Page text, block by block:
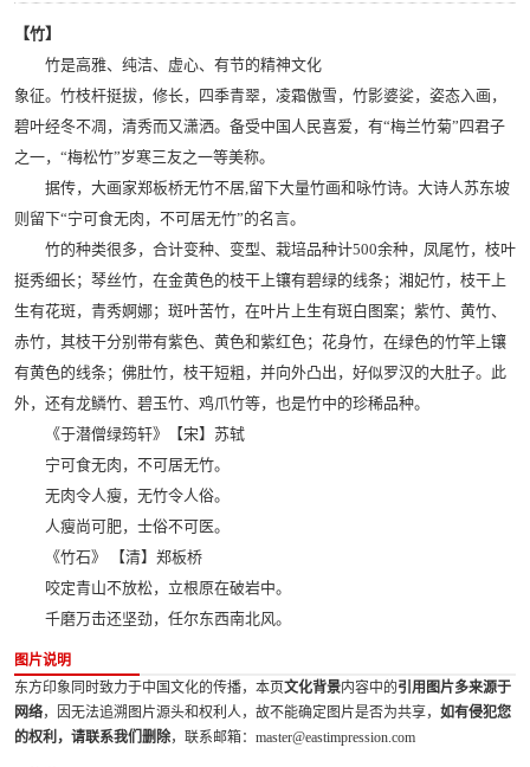
【竹】
竹是高雅、纯洁、虚心、有节的精神文化
象征。竹枝杆挺拔，修长，四季青翠，凌霜傲雪，竹影婆娑，姿态入画，
碧叶经冬不凋，清秀而又潇洒。备受中国人民喜爱，有“梅兰竹菊”四君子
之一，“梅松竹”岁寒三友之一等美称。
据传，大画家郑板桥无竹不居,留下大量竹画和咏竹诗。大诗人苏东坡
则留下“宁可食无肉，不可居无竹”的名言。
竹的种类很多，合计变种、变型、栽培品种计500余种，凤尾竹，枝叶
挺秀细长；琴丝竹，在金黄色的枝干上镶有碧绿的线条；湘妃竹，枝干上
生有花斑，青秀婀娜；斑叶苦竹，在叶片上生有斑白图案；紫竹、黄竹、
赤竹，其枝干分别带有紫色、黄色和紫红色；花身竹，在绿色的竹竿上镶
有黄色的线条；佛肚竹，枝干短粗，并向外凸出，好似罗汉的大肚子。此
外，还有龙鳞竹、碧玉竹、鸡爪竹等，也是竹中的珍稀品种。
《于潜僧绿筠轩》【宋】苏轼
宁可食无肉，不可居无竹。
无肉令人瘦，无竹令人俗。
人瘦尚可肥，士俗不可医。
《竹石》 【清】郑板桥
咬定青山不放松，立根原在破岩中。
千磨万击还坚劲，任尔东西南北风。
图片说明
东方印象同时致力于中国文化的传播，本页文化背景内容中的引用图片多来源于
网络，因无法追溯图片源头和权利人，故不能确定图片是否为共享， 如有侵犯您
的权利，请联系我们删除，联系邮箱：master@eastimpression.com